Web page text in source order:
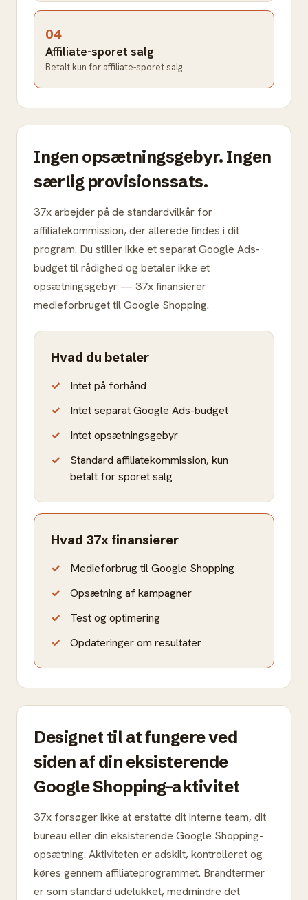
04
Affiliate-sporet salg
Betalt kun for affiliate-sporet salg
Ingen opsætningsgebyr. Ingen
særlig provisionssats.
37x arbejder på de standardvilkår for
affiliatekommission, der allerede findes i dit
program. Du stiller ikke et separat Google Ads-
budget til rådighed og betaler ikke et
opsætningsgebyr — 37x finansierer
medieforbruget til Google Shopping.
Hvad du betaler
Intet på forhånd
Intet separat Google Ads-budget
Intet opsætningsgebyr
Standard affiliatekommission, kun
betalt for sporet salg
Hvad 37x finansierer
Medieforbrug til Google Shopping
Opsætning af kampagner
Test og optimering
Opdateringer om resultater
Designet til at fungere ved
siden af din eksisterende
Google Shopping-aktivitet
37x forsøger ikke at erstatte dit interne team, dit
bureau eller din eksisterende Google Shopping-
opsætning. Aktiviteten er adskilt, kontrolleret og
køres gennem affiliateprogrammet. Brandtermer
er som standard udelukket, medmindre det